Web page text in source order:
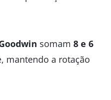
somam 8 e 6
mantendo a rotação